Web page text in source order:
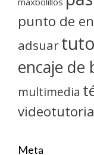
punto de
adsuar
encaje de
multimedia
Meta